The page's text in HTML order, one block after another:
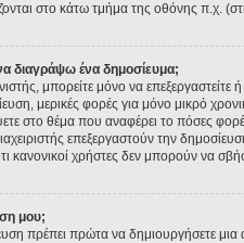
στο κάτω τμήμα της οθόνης π.χ.
διαγράψω ένα δημοσίευμα;
μπορείτε μόνο να
μερικές φορές για μόνο μικρό
στο θέμα που αναφέρει το πόσες
επεξεργαστούν την
κανονικοί χρήστες δεν μπορούν να
μου;
πρέπει πρώτα να δημιουργήσετε μια